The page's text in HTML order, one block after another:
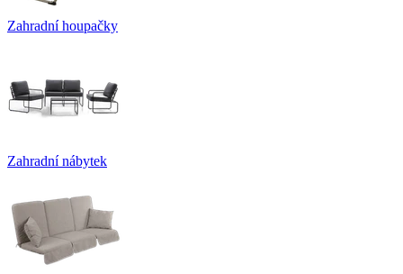
Zahradní houpačky
Zahradní nábytek